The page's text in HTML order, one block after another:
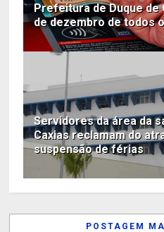
Prefeitura de Duque de
de dezembro de todos
Servidores da área da
Caxias reclamam do
suspensão de férias
POSTAGEM